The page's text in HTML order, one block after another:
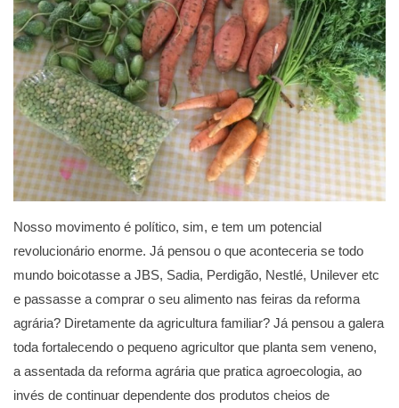
Nosso movimento é político, sim, e tem um potencial
revolucionário enorme. Já pensou o que aconteceria se todo
mundo boicotasse a JBS, Sadia, Perdigão, Nestlé, Unilever etc
e passasse a comprar o seu alimento nas feiras da reforma
agrária? Diretamente da agricultura familiar? Já pensou a galera
toda fortalecendo o pequeno agricultor que planta sem veneno,
a assentada da reforma agrária que pratica agroecologia, ao
invés de continuar dependente dos produtos cheios de